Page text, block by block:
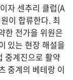
자 센추리 클럽(A
이 합류한다. 최
한 전가을 위원은
있는 현장 해설을
중계진으로 활약
중계의 베테랑 이